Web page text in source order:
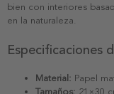
bien con interiores
en la naturaleza.
Especificaciones
Material: Papel